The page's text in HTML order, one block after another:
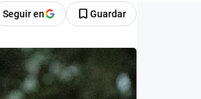
Seguir en Guardar